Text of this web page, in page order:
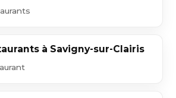
à Savigny-sur-Clairis